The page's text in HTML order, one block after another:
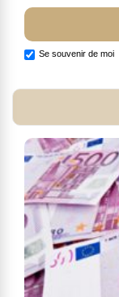
Se souvenir de moi